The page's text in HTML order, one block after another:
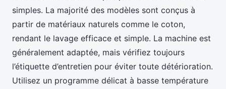
simples. La majorité des modèles sont conçus à
partir de matériaux naturels comme le coton,
rendant le lavage efficace et simple. La machine est
généralement adaptée, mais vérifiez toujours
l’étiquette d’entretien pour éviter toute détérioration.
Utilisez un programme délicat à basse température